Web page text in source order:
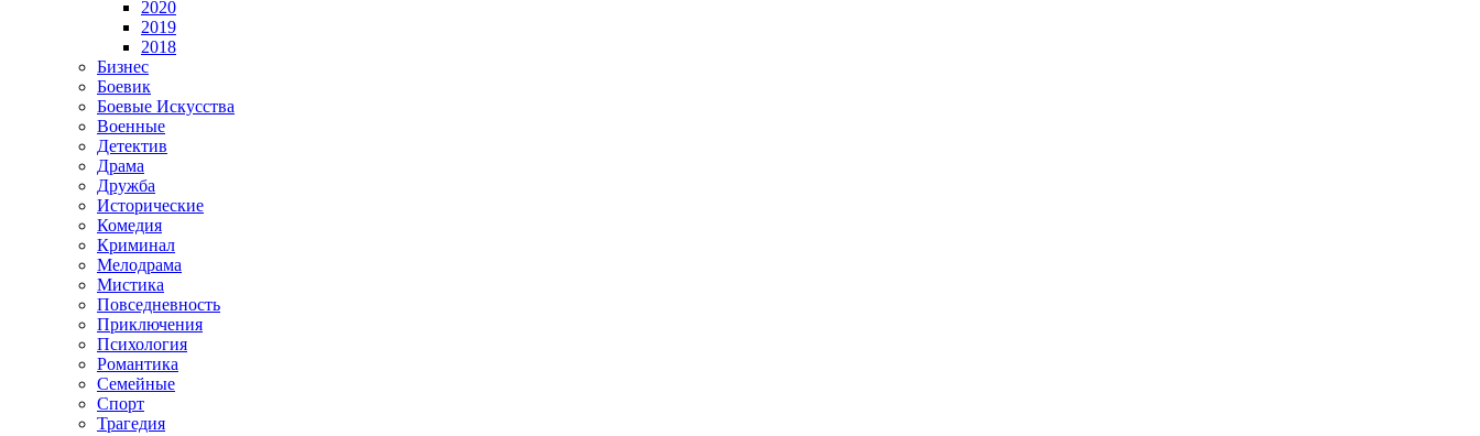
2020
2019
2018
Бизнес
Боевик
Боевые Искусства
Военные
Детектив
Драма
Дружба
Исторические
Комедия
Криминал
Мелодрама
Мистика
Повседневность
Приключения
Психология
Романтика
Семейные
Спорт
Трагедия